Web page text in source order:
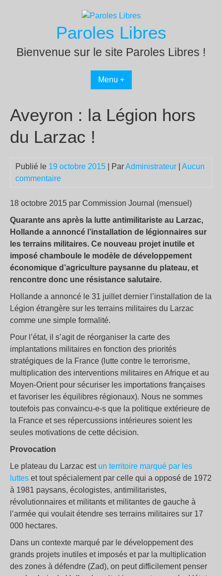
Paroles Libres
Bienvenue sur le site Paroles Libres !
Menu +
Aveyron : la Légion hors
du Larzac !
Publié le 19 octobre 2015 | ParAdministrateur
Aucun
commentaire
18 octobre 2015 par Commission Journal (mensuel)
Quarante ans après la lutte antimilitariste au Larzac,
Hollande a annoncé l’installation de légionnaires sur
les terrains militaires. Ce nouveau projet inutile et
imposé chamboule le modèle de développement
économique d’agriculture paysanne du plateau, et
rencontre donc une résistance salutaire.
Hollande a annoncé le 31 juillet dernier l’installation de la
Légion étrangère sur les terrains militaires du Larzac
comme une simple formalité.
Pour l’état, il s’agit de réorganiser la carte des
implantations militaires en fonction des priorités
stratégiques de la France (lutte contre le terrorisme,
multiplication des interventions militaires en Afrique et au
Moyen-Orient pour sécuriser les importations françaises
et favoriser les équilibres régionaux). Nous ne sommes
toutefois pas convaincu-e-s que la politique extérieure de
la France et ses répercussions intérieures soient les
seules motivations de cette décision.
Provocation
Le plateau du Larzac est un territoire marqué par les
luttes et tout spécialement par celle qui a opposé de 1972
à 1981 paysans, écologistes, antimilitaristes,
révolutionnaires et militants et militantes de gauche à
l’armée qui voulait étendre ses terrains militaires sur 17
000 hectares.
Dans un contexte marqué par le développement des
grands projets inutiles et imposés et par la multiplication
des zones à défendre (Zad), on peut difficilement penser